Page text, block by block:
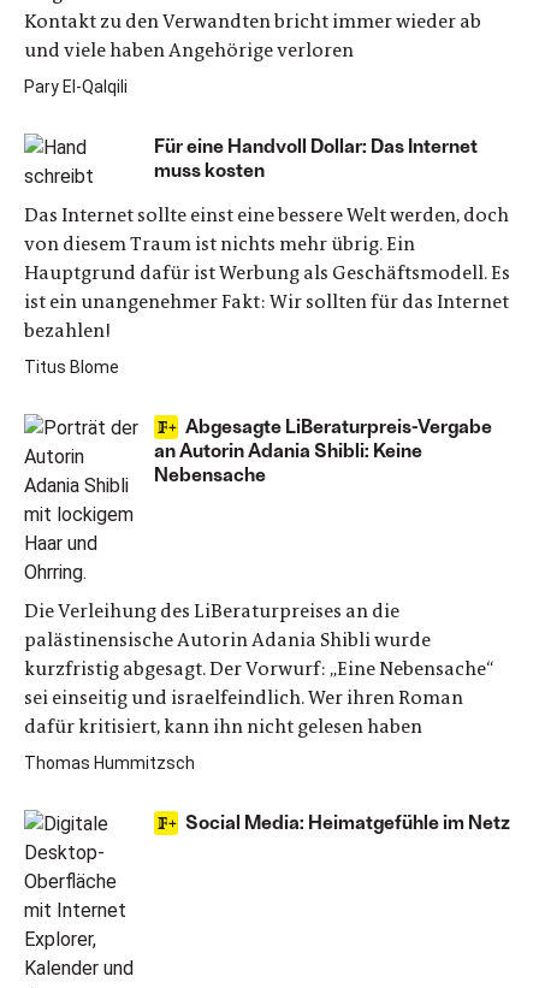
Kontakt zu den Verwandten bricht immer wieder ab
und viele haben Angehörige verloren
Pary El-Qalqili
Für eine Handvoll Dollar: Das Internet
muss kosten
Das Internet sollte einst eine bessere Welt werden, doch
von diesem Traum ist nichts mehr übrig. Ein
Hauptgrund dafür ist Werbung als Geschäftsmodell. Es
ist ein unangenehmer Fakt: Wir sollten für das Internet
bezahlen!
Titus Blome
Abgesagte LiBeraturpreis-Vergabe
an Autorin Adania Shibli: Keine
Nebensache
Die Verleihung des LiBeraturpreises an die
palästinensische Autorin Adania Shibli wurde
kurzfristig abgesagt. Der Vorwurf: „Eine Nebensache“
sei einseitig und israelfeindlich. Wer ihren Roman
dafür kritisiert, kann ihn nicht gelesen haben
Thomas Hummitzsch
Social Media: Heimatgefühle im Netz